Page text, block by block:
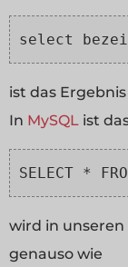
select
ist das
In MySQL ist
SELECT *
wird in unseren
genauso wie